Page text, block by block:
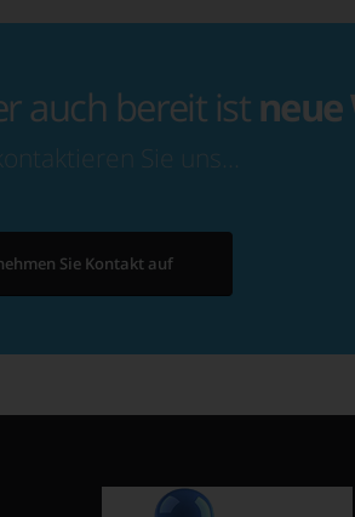
auch bereit ist neue
Sie uns…
Sie Kontakt auf